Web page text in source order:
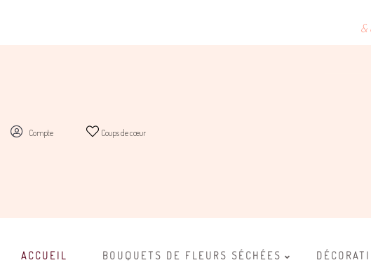
&
Compte Coups de cœur
ACCUEIL BOUQUETS DE FLEURS SÉCHÉES